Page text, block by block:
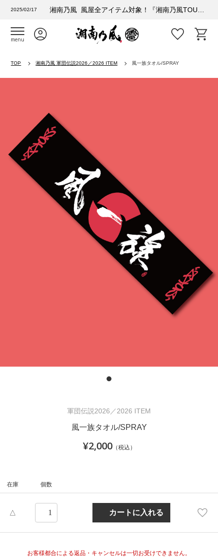
2025/02/17
menu
TOP 湘南乃風 軍団伝説2026／2026 ITEM 風一族タオル/SPRAY
軍団伝説2026／2026 ITEM
風一族タオル/SPRAY
¥2,000（税込）
在庫 個数
△
お客様都合による返品・キャンセルは一切お受けできません。